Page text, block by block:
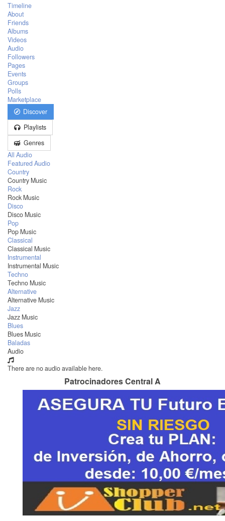
Timeline
About
Friends
Albums
Videos
Audio
Followers
Pages
Events
Groups
Polls
Marketplace
Discover
Playlists
Genres
All Audio
Featured Audio
Country
Country Music
Rock
Rock Music
Disco
Disco Music
Pop
Pop Music
Classical
Classical Music
Instrumental
Instrumental Music
Techno
Techno Music
Alternative
Alternative Music
Jazz
Jazz Music
Blues
Blues Music
Baladas
Audio
There are no audio available here.
Patrocinadores Central A